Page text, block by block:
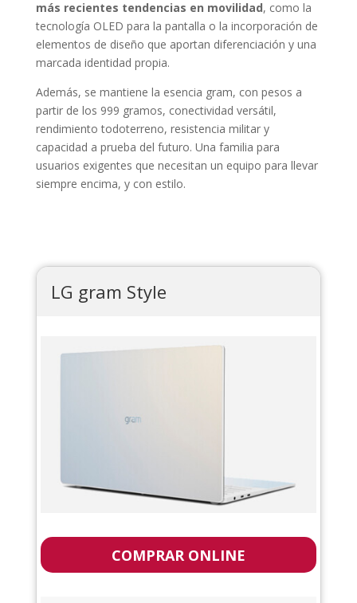
más recientes tendencias en movilidad, como la
tecnología OLED para la pantalla o la incorporación de
elementos de diseño que aportan diferenciación y una
marcada identidad propia.
Además, se mantiene la esencia gram, con pesos a
partir de los 999 gramos, conectividad versátil,
rendimiento todoterreno, resistencia militar y
capacidad a prueba del futuro. Una familia para
usuarios exigentes que necesitan un equipo para llevar
siempre encima, y con estilo.
LG gram Style
COMPRAR ONLINE